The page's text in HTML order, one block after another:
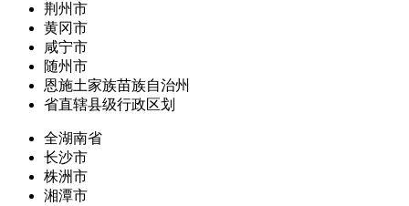
荆州市
黄冈市
咸宁市
随州市
恩施土家族苗族自治州
省直辖县级行政区划
全湖南省
长沙市
株洲市
湘潭市